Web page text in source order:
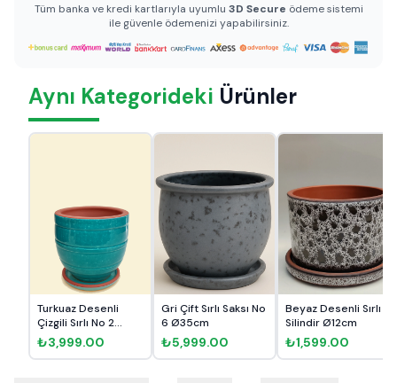
Tüm banka ve kredi kartlarıyla uyumlu 3D Secure ödeme sistemi
ile güvenle ödemenizi yapabilirsiniz.
Aynı Kategorideki Ürünler
Turkuaz Desenli
Çizgili Sırlı No 2
Ø20cm
₺3,999.00
Gri Çift Sırlı Saksı No
6 Ø35cm
₺5,999.00
Beyaz Desenli Sırlı
Silindir Ø12cm
₺1,599.00